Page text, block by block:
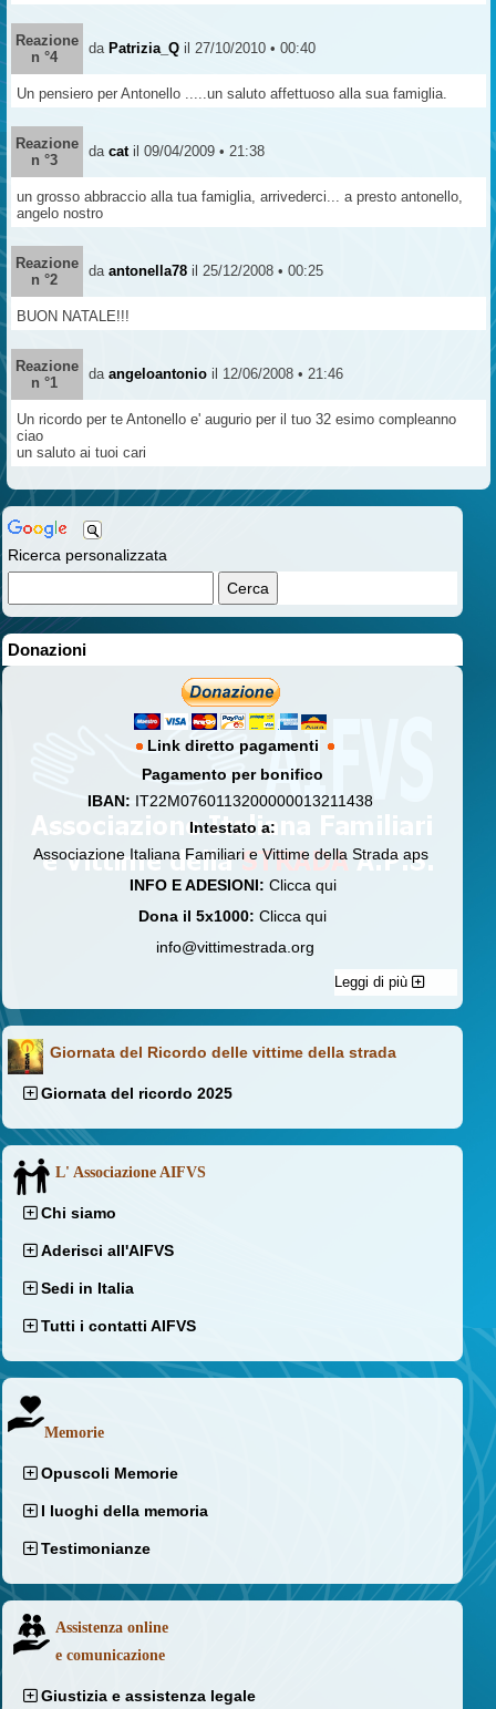
Ricerca personalizzata
Donazioni
Link diretto pagamenti
Pagamento per bonifico
IBAN: IT22M0760113200000013211438
Intestato a:
Associazione Italiana Familiari e Vittime della Strada aps
INFO E ADESIONI: Clicca qui
Dona il 5x1000: Clicca qui
info@vittimestrada.org
Leggi di più
Giornata del Ricordo delle vittime della strada
Giornata del ricordo 2025
L' Associazione AIFVS
Chi siamo
Aderisci all'AIFVS
Sedi in Italia
Tutti i contatti AIFVS
Memorie
Opuscoli Memorie
I luoghi della memoria
Testimonianze
Assistenza online
e comunicazione
Giustizia e assistenza legale
Reazione
n °4
da Patrizia_Q il 27/10/2010 • 00:40
Un pensiero per Antonello .....un saluto affettuoso alla sua famiglia.
Reazione
n °3
da cat il 09/04/2009 • 21:38
un grosso abbraccio alla tua famiglia, arrivederci... a presto antonello,
angelo nostro
Reazione
n °2
da antonella78 il 25/12/2008 • 00:25
BUON NATALE!!!
Reazione
n °1
da angeloantonio il 12/06/2008 • 21:46
Un ricordo per te Antonello e' augurio per il tuo 32 esimo compleanno
ciao
un saluto ai tuoi cari